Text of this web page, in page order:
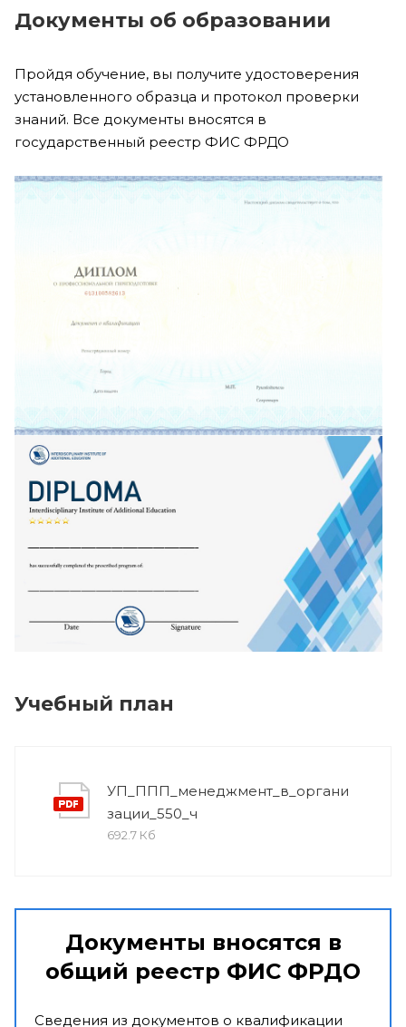
Документы об образовании
Пройдя обучение, вы получите удостоверения
установленного образца и протокол проверки
знаний. Все документы вносятся в
государственный реестр ФИС ФРДО
Учебный план
УП_ППП_менеджмент_в_органи
зации_550_ч
692.7 Кб
Документы вносятся в
общий реестр ФИС ФРДО
Сведения из документов о квалификации